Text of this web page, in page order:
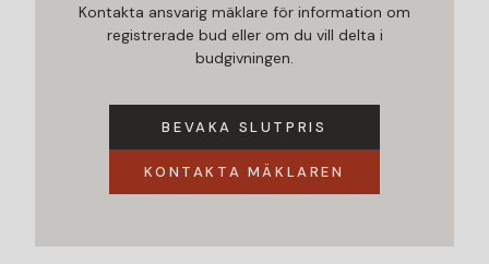
Kontakta ansvarig mäklare för information om
registrerade bud eller om du vill delta i
budgivningen.
BEVAKA SLUTPRIS
KONTAKTA MÄKLAREN